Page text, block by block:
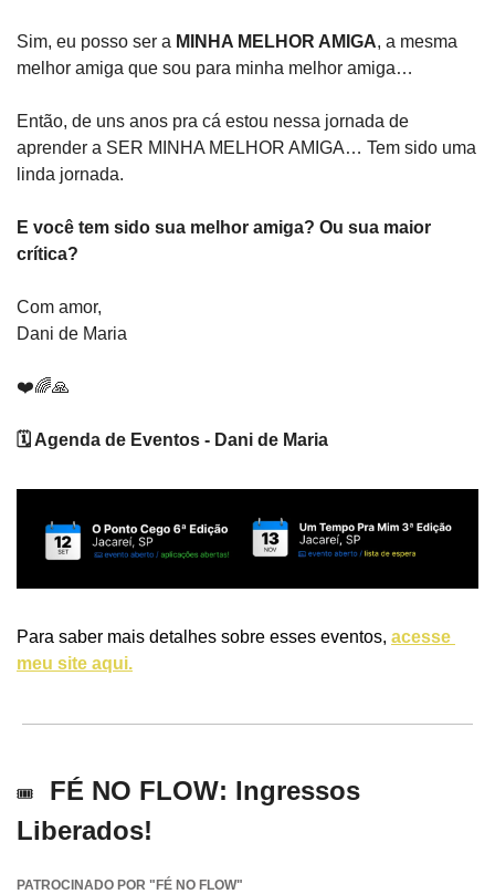
Sim, eu posso ser a MINHA MELHOR AMIGA, a mesma
melhor amiga que sou para minha melhor amiga…
Então, de uns anos pra cá estou nessa jornada de
aprender a SER MINHA MELHOR AMIGA… Tem sido uma
linda jornada.
E você tem sido sua melhor amiga? Ou sua maior
crítica?
Com amor,
Dani de Maria
❤️🌈🙏
🗓️ Agenda de Eventos - Dani de Maria
Para saber mais detalhes sobre esses eventos, acesse
meu site aqui.
🎟
FÉ NO FLOW: Ingressos
Liberados!
PATROCINADO POR "FÉ NO FLOW"